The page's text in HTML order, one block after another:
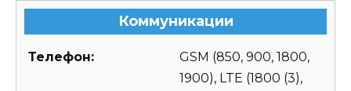
Коммуникации
Телефон:
GSM (850, 900, 1800,
1900), LTE (1800 (3),